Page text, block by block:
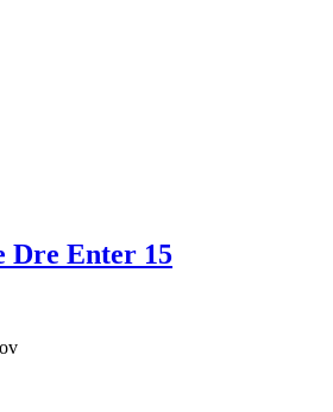
Dre Enter 15